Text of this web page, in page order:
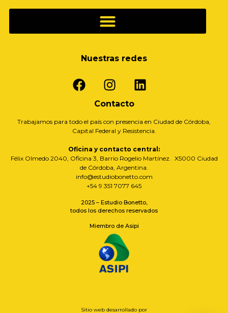
Nuestras redes
Contacto
Trabajamos para todo el país con presencia en Ciudad de Córdoba,
Capital Federal y Resistencia.
Oficina y contacto central:
Félix Olmedo 2040, Oficina 3, Barrio Rogelio Martínez. X5000 Ciudad
de Córdoba, Argentina.
info@estudiobonetto.com
+54 9 351 7077 645
2025 – Estudio Bonetto,
todos los derechos reservados
Miembro de Asipi
Sitio web desarrollado por